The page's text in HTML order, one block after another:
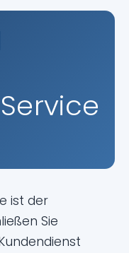
Service
ist der
Sie